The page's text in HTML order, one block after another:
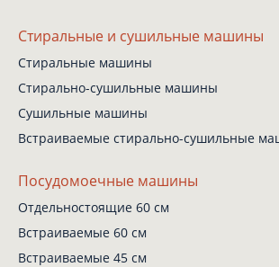
Стиральные и сушильные машины
Стиральные машины
Стирально-сушильные машины
Сушильные машины
Встраиваемые стирально-сушильные
Посудомоечные машины
Отдельностоящие 60 см
Встраиваемые 60 см
Встраиваемые 45 см